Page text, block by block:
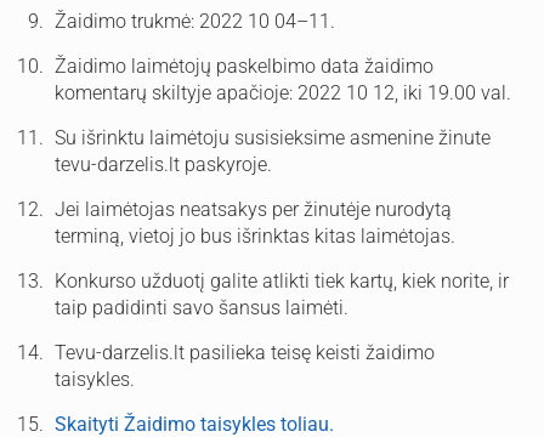
Žaidimo trukmė: 2022 10 04–11.
Žaidimo laimėtojų paskelbimo data žaidimo
komentarų skiltyje apačioje: 2022 10 12, iki 19.00 val.
Su išrinktu laimėtoju susisieksime asmenine žinute
tevu-darzelis.lt paskyroje.
Jei laimėtojas neatsakys per žinutėje nurodytą
terminą, vietoj jo bus išrinktas kitas laimėtojas.
Konkurso užduotį galite atlikti tiek kartų, kiek norite, ir
taip padidinti savo šansus laimėti.
Tevu-darzelis.lt pasilieka teisę keisti žaidimo
taisykles.
Skaityti Žaidimo taisykles toliau.